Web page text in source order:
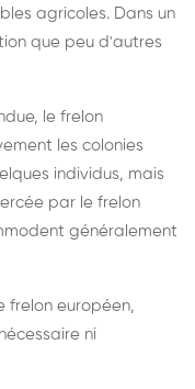
agricoles. Dans un
que peu d'autres
le frelon
les colonies
individus, mais
par le frelon
généralement
frelon européen,
ni